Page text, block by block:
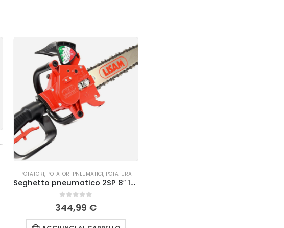
POTATORI ELETTRICI ED A BATTERIA
POTATORI, POTATORI PNEUMATICI, POTATURA
Seghetto pneumatico 2SP 8″ 1/4 Lisam
0 Su 5
344,99 €